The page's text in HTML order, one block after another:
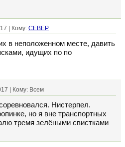
| Кому: CEBEP
в неположенном месте, давить
идущих по по
| Кому: Всем
Нистерпел.
но я вне транспортных
тремя зелёными свистками